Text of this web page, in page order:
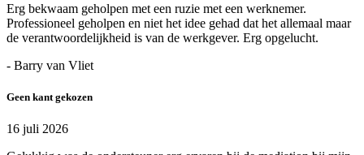
Erg bekwaam geholpen met een ruzie met een werknemer.
Professioneel geholpen en niet het idee gehad dat het allemaal maar
de verantwoordelijkheid is van de werkgever. Erg opgelucht.
- Barry van Vliet
Geen kant gekozen
16 juli 2026